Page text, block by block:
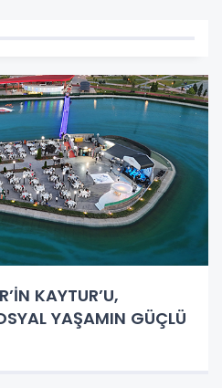
KAYTUR’U,
YAŞAMIN GÜÇLÜ